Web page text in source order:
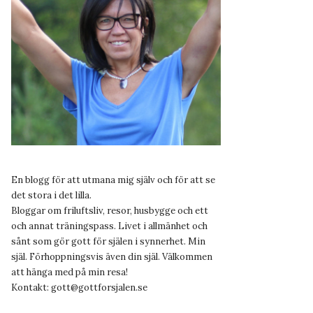
En blogg för att utmana mig själv och för att se
det stora i det lilla.
Bloggar om friluftsliv, resor, husbygge och ett
och annat träningspass. Livet i allmänhet och
sånt som gör gott för själen i synnerhet. Min
själ. Förhoppningsvis även din själ. Välkommen
att hänga med på min resa!
Kontakt: gott@gottforsjalen.se